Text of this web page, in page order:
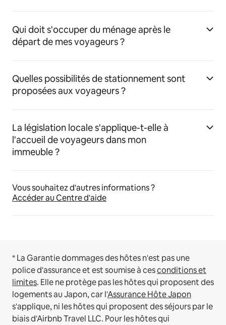
Qui doit s'occuper du ménage après le
départ de mes voyageurs ?
Quelles possibilités de stationnement sont
proposées aux voyageurs ?
La législation locale s'applique-t-elle à
l'accueil de voyageurs dans mon
immeuble ?
Vous souhaitez d'autres informations ?
Accéder au Centre d'aide
* La Garantie dommages des hôtes n'est pas une
police d'assurance et est soumise à cesconditions et
limites. Elle ne protège pas les hôtes qui proposent des
logements au Japon, car l'Assurance Hôte Japon
s'applique, ni les hôtes qui proposent des séjours par le
biais d'Airbnb Travel LLC. Pour les hôtes qui